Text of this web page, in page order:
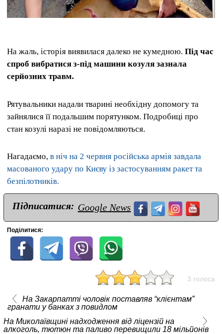
На жаль, історія виявилася далеко не кумедною. Під час
спроб вибратися з-під машини козуля зазнала
серйозних травм.
Рятувальники надали тварині необхідну допомогу та
зайнялися її подальшим порятунком. Подробиці про
стан козулі наразі не повідомляються.
Нагадаємо, в ніч на 2 червня російська армія завдала
масованого удару по Києву із застосуванням ракет та
безпілотників.
Підписатися: Google News
Поділитися:
3 голоса
На Закарпатті чоловік поставляв “клієнтам”
гранати у банках з повидлом
На Миколаївщині надходження від ліцензій на
алкоголь, тютюн та паливо перевищили 18 мільйонів